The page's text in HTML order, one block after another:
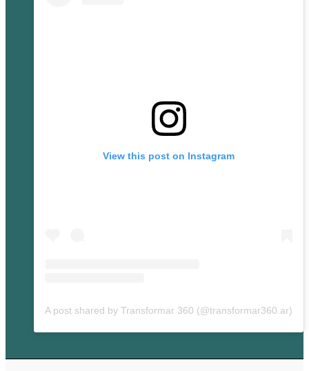
View this post on Instagram
A post shared by Transformar 360 (@transformar360.ar)